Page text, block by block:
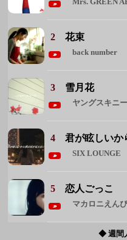
4君が眩しいか
5 恋人ごっこ
マカロニえんぴ
◆ 週間
1 Mrs. GREEN APPLE